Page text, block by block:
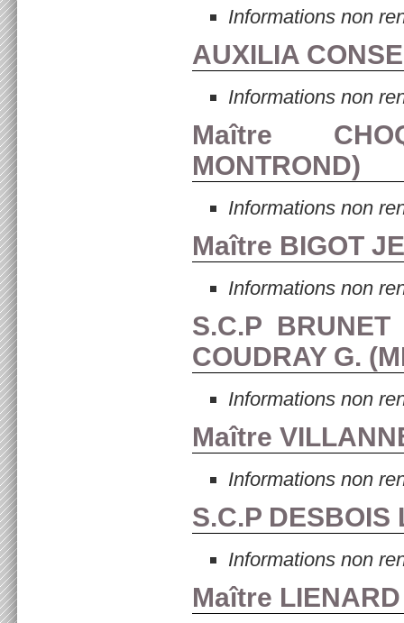
Informations non
AUXILIA
Informations non
Maître
MONTROND)
Informations non
Maître BIGOT
Informations non
S.C.P
COUDRAY G. (
Informations non
Maître
Informations non
S.C.P DESBOIS
Informations non
Maître